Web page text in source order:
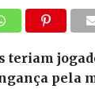
teriam
pela